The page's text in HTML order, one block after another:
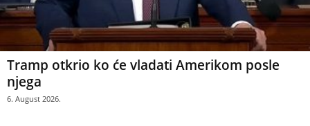
Tramp otkrio ko će vladati Amerikom posle
njega
6. August 2026.